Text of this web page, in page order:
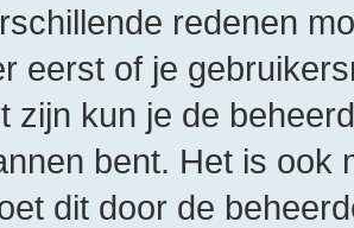
redenen
eerst of je
zijn kun je de
bent. Het is ook
dit door de